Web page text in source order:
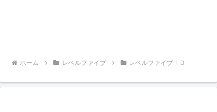
ホーム レベルファイブ レベルファイブＩＤ